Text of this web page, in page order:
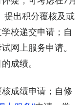
提出积分覆核及或
校递交申请；自
网上服务申请。
成绩。
成绩申请；自修